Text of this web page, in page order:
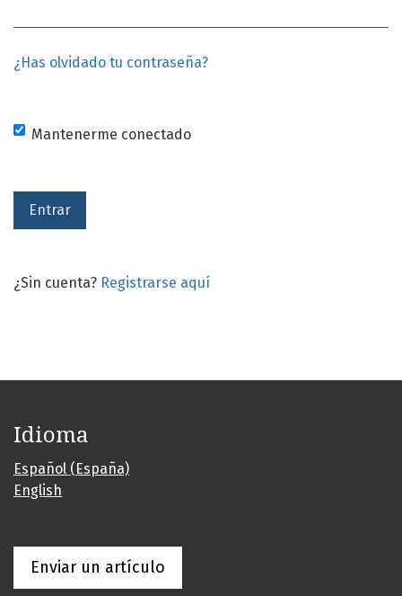
¿Has olvidado tu contraseña?
Mantenerme conectado
Entrar
¿Sin cuenta? Registrarse aquí
Idioma
Español (España)
English
Enviar un artículo